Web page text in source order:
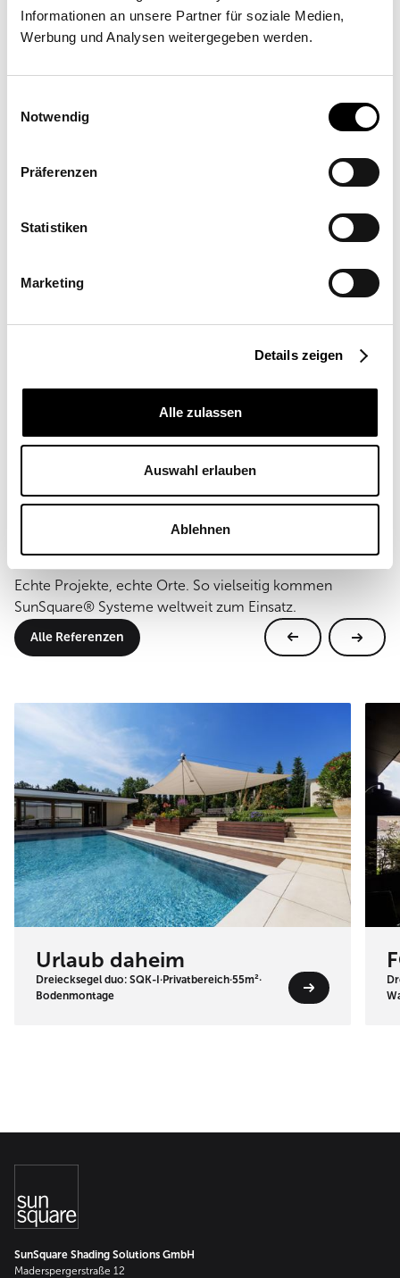
Informationen an unsere Partner für soziale Medien,
Werbung und Analysen weitergegeben werden.
Notwendig
Präferenzen
Statistiken
Marketing
Details zeigen
Alle zulassen
Auswahl erlauben
Ablehnen
Liebenauer Hauptstraße 320a, 8041 Graz
Einsatzort
Weitere Referenzen
Echte Projekte, echte Orte. So vielseitig kommen
SunSquare® Systeme weltweit zum Einsatz.
Alle Referenzen
Urlaub daheim
Dreiecksegel duo: SQK-I·Privatbereich·55m²·
Bodenmontage
SunSquare Shading Solutions GmbH
Maderspergerstraße 12